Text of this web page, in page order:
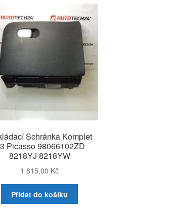
Schránka Komplet
Picasso 98066102ZD
8218YJ 8218YW
1 815,00 Kč
Přidat do košíku